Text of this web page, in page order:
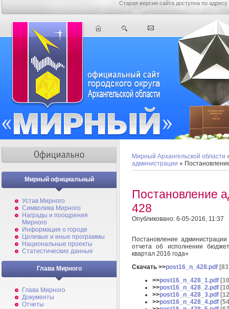
Старая версия сайта доступна по адресу
Мирный официальный
Устав Мирного
Символика Мирного
Награды и поощрения
Мирного
Информация о городе
Целевые и иные программы
Национальные проекты
Статистические данные
Глава Мирного
Глава Мирного
Документы
Отчеты
Мирный Архангельской области
администрации »
Постановление
428
Опубликовано: 6-05-2016, 11:37
Постановление
отчета об исполнении
квартал 2016 года»
Скачать >>post16_n_428.pdf
>>post16_n_428_1.pdf
>>post16_n_428_2.pdf
>>post16_n_428_3.pdf
>>post16_n_428_4.pdf